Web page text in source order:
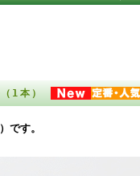
1本）
です。